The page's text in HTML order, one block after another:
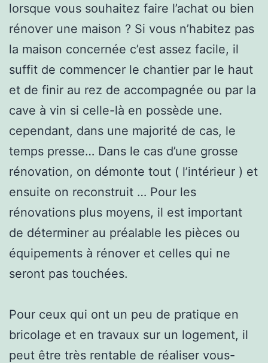
lorsque vous souhaitez faire l’achat ou bien
rénover une maison ? Si vous n’habitez pas
la maison concernée c’est assez facile, il
suffit de commencer le chantier par le haut
et de finir au rez de accompagnée ou par la
cave à vin si celle-là en possède une.
cependant, dans une majorité de cas, le
temps presse… Dans le cas d’une grosse
rénovation, on démonte tout ( l’intérieur ) et
ensuite on reconstruit … Pour les
rénovations plus moyens, il est important
de déterminer au préalable les pièces ou
équipements à rénover et celles qui ne
seront pas touchées.
Pour ceux qui ont un peu de pratique en
bricolage et en travaux sur un logement, il
peut être très rentable de réaliser vous-